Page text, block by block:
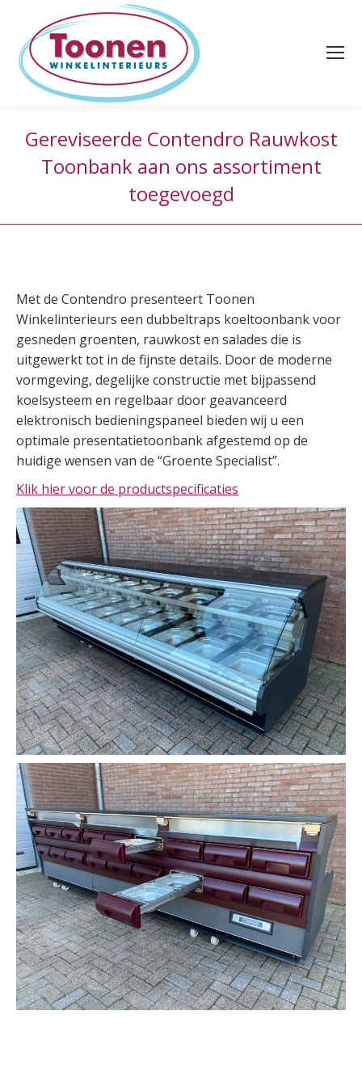
Gereviseerde Contendro Rauwkost
Toonbank aan ons assortiment
toegevoegd
Met de Contendro presenteert Toonen
Winkelinterieurs een dubbeltraps koeltoonbank voor
gesneden groenten, rauwkost en salades die is
uitgewerkt tot in de fijnste details. Door de moderne
vormgeving, degelijke constructie met bijpassend
koelsysteem en regelbaar door geavanceerd
elektronisch bedieningspaneel bieden wij u een
optimale presentatietoonbank afgestemd op de
huidige wensen van de “Groente Specialist”.
Klik hier voor de productspecificaties